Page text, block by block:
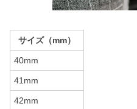
サイズ（mm）
40mm
41mm
42mm